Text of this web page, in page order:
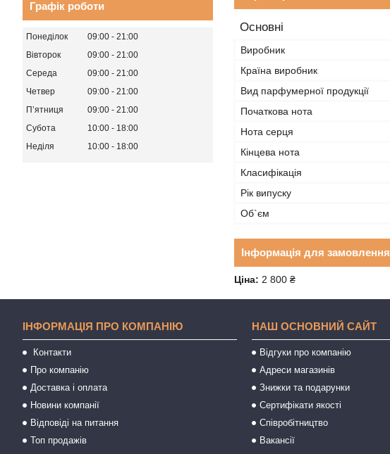
Основні
Виробник
Країна виробник
Вид парфумерної продукції
Початкова нота
Нота серця
Кінцева нота
Класифікація
Рік випуску
Об`єм
Інформація для замовлення
Ціна: 2 800 ₴
Графік роботи
Понеділок 09:00
21:00
Вівторок
09:00
21:00
Середа
09:00
21:00
Четвер
09:00
21:00
Пʼятниця
09:00
21:00
Субота
10:00
18:00
Неділя
10:00 18:00
ІНФОРМАЦІЯ ПРО КОМПАНІЮ
Контакти
Про компанію
Доставка і оплата
Новини компанії
Відповіді на питання
Топ продажів
НАШ ОСНОВНИЙ САЙТ
Відгуки про компанію
Адреси магазинів
Знижки та подарунки
Сертифікати якості
Співробітництво
Вакансії